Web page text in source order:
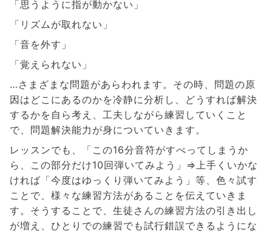
「思うように指が動かない」
「リズムが取れない」
「音を外す」
「覚えられない」
…さまざまな問題があらわれます。その時、問題の原
因はどこにあるのかを冷静に分析し、どうすれば解決
するかを自ら考え、工夫しながら練習していくこと
で、問題解決能力が身についていきます。
レッスンでも、「この16分音符がすべってしまうか
ら、この部分だけ10回弾いてみよう」⇒上手くいかな
ければ「今度はゆっくり弾いてみよう」等、色々試す
ことで、様々な練習方法があることを伝えていきま
す。そうすることで、生徒さんの練習方法の引き出し
が増え、ひとりでの練習でも試行錯誤できるようにな